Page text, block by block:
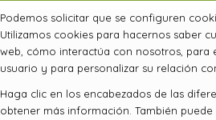
Podemos solicitar que se configuren
Utilizamos cookies para hacernos saber
web, cómo interactúa con nosotros, para
usuario y para personalizar su relación
Haga clic en los encabezados de las
obtener más información. También